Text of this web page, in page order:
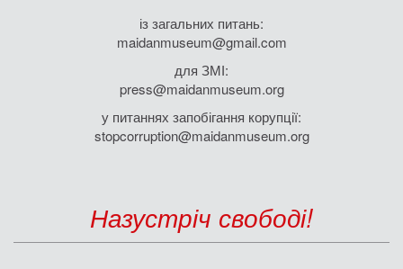
із загальних питань:
maidanmuseum@gmail.com
для ЗМІ:
press@maidanmuseum.org
у питаннях запобігання корупції:
stopcorruption@maidanmuseum.org
Назустріч свободі!